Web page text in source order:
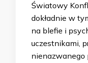
Światowy
dokładnie w
na blefie i
uczestnikami,
nienazwanego